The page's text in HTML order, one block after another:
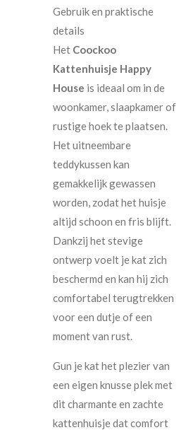
Gebruik en praktische
details
Het Coockoo
Kattenhuisje Happy
House is ideaal om in de
woonkamer, slaapkamer of
rustige hoek te plaatsen.
Het uitneembare
teddykussen kan
gemakkelijk gewassen
worden, zodat het huisje
altijd schoon en fris blijft.
Dankzij het stevige
ontwerp voelt je kat zich
beschermd en kan hij zich
comfortabel terugtrekken
voor een dutje of een
moment van rust.
Gun je kat het plezier van
een eigen knusse plek met
dit charmante en zachte
kattenhuisje dat comfort